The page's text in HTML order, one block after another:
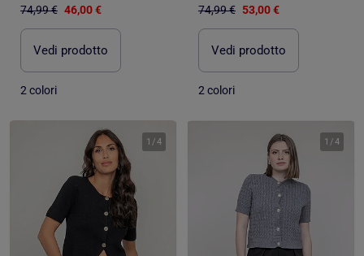
74,99 € 46,00 €
Vedi prodotto
2 colori
74,99 € 53,00 €
Vedi prodotto
2 colori
1 /4 1 /4